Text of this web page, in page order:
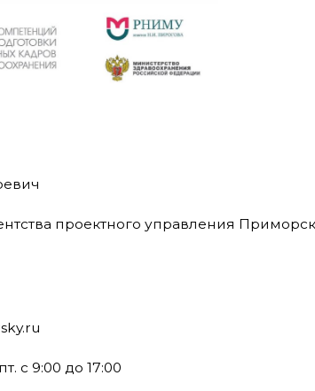
проектного управления
с 9:00 до 17:00